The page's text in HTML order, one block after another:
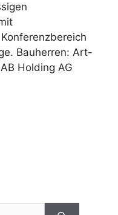
Bauherren: Art-
Holding AG